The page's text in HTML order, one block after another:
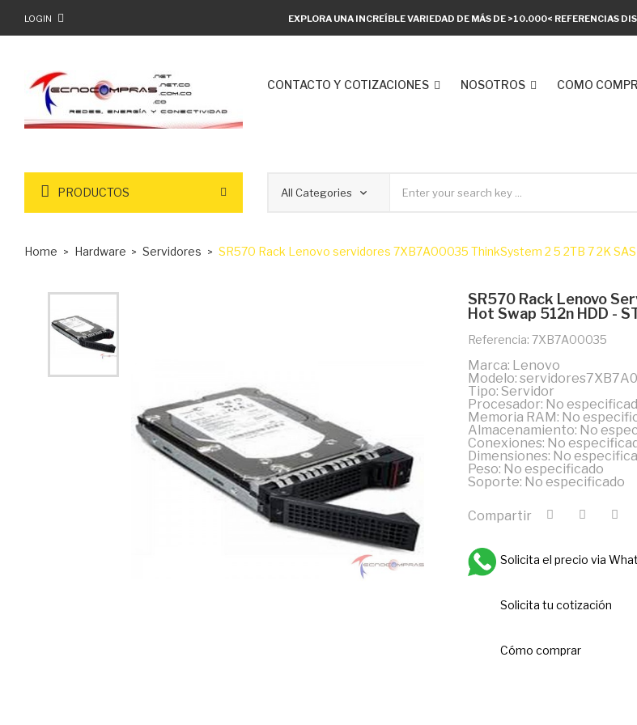
EXPLORA UNA INCREÍBLE VARIEDAD DE MÁS DE >10.000< REFERENCIAS
LOGIN
CONTACTO Y COTIZACIONES NOSOTROS COMO
PRODUCTOS
Home Hardware Servidores SR570 Rack Lenovo servidores 7XB7A00035 ThinkSystem 2 5 2TB 7 2K
SR570 Rack Lenovo
Hot Swap 512n HDD -
Referencia: 7XB7A00035
Marca: Lenovo
Modelo:
Tipo: Servidor
Procesador: No
Memoria RAM: No
Almacenamiento: No
Conexiones: No
Dimensiones: No
Peso: No especificado
Soporte: No especificado
Compartir
Solicita el precio via
Solicita tu cotización
Cómo comprar